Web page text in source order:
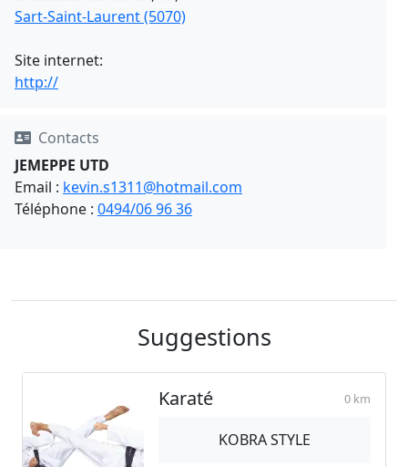
Sart-Saint-Laurent (5070)
Site internet:
http://
Contacts
JEMEPPE UTD
Email : kevin.s1311@hotmail.com
Téléphone : 0494/06 96 36
Suggestions
Karaté 0 km
KOBRA STYLE